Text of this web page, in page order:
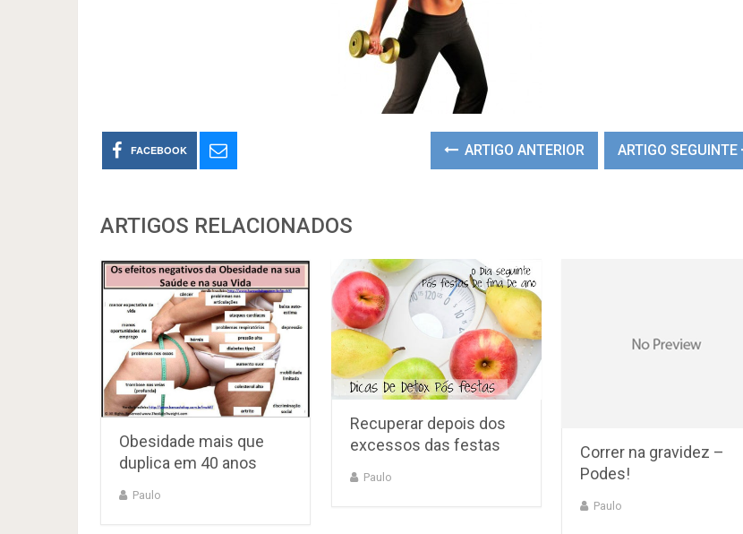
FACEBOOK ARTIGO ANTERIOR ARTIGO SEGUINTE
ARTIGOS RELACIONADOS
Obesidade mais que
duplica em 40 anos
Paulo
Recuperar depois dos
excessos das festas
Paulo
Correr na gravidez –
Podes!
Paulo